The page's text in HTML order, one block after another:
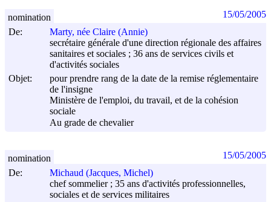
De:
Marty, née Claire (Annie)
secrétaire générale d'une direction régionale des affaires
sanitaires et sociales ; 36 ans de services civils et
d'activités sociales
Objet:
pour prendre rang de la date de la remise réglementaire
de l'insigne
Ministère de l'emploi, du travail, et de la cohésion
sociale
Au grade de chevalier
nomination 15/05/2005
De:
Michaud (Jacques, Michel)
chef sommelier ; 35 ans d'activités professionnelles,
sociales et de services militaires
nomination 15/05/2005